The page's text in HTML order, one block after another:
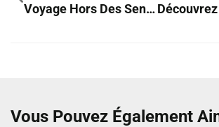
Voyage Hors Des Sentiers Battus : Quand Créativité Et Découverte S’entrelacent
Vous Pouvez Également